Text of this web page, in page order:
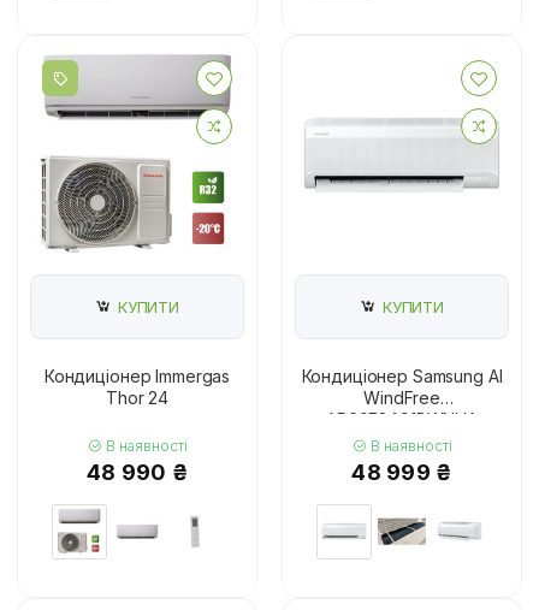
КУПИТИ
Кондиціонер Immergas
Thor 24
В наявності
48 990 ₴
КУПИТИ
Кондиціонер Samsung AI
WindFree
AR60F24C1BWNUA
В наявності
48 999 ₴